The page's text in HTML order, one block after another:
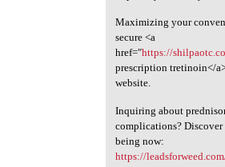
Maximizing your
secure <a
href="https://
prescription tretinoin</
website.
Inquiring about
complications?
being now:
https://